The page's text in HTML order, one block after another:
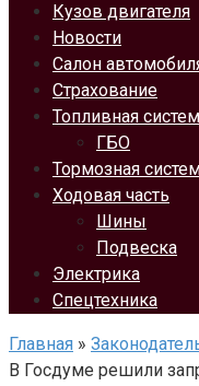
Кузов двигателя
Новости
Салон
Страхование
Топливная
ГБО
Тормозная
Ходовая часть
Шины
Подвеска
Электрика
Спецтехника
Главная »
В Госдуме решили